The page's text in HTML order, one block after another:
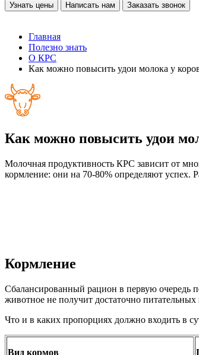
Узнать цены Написать нам Заказать звонок
Главная
Полезно знать
О КРС
Как можно повысить удои молока у
Как можно повысить удои
Молочная продуктивность КРС зависит от
кормление: они на 70-80% определяют успех.
Кормление
Сбалансированный рацион в первую очередь
животное не получит достаточно
Что и в каких пропорциях должно входить в
Вид кормов